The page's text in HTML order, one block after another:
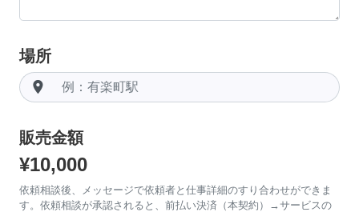
場所
room
販売金額
¥10,000
依頼相談後、メッセージで依頼者と仕事詳細のすり合わせができま
す。依頼相談が承認されると、前払い決済（本契約）→サービスの